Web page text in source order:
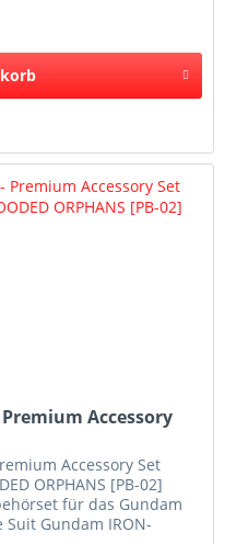
Accessory
Accessory Set
ORPHANS [PB-02]
für das Gundam
Gundam IRON-